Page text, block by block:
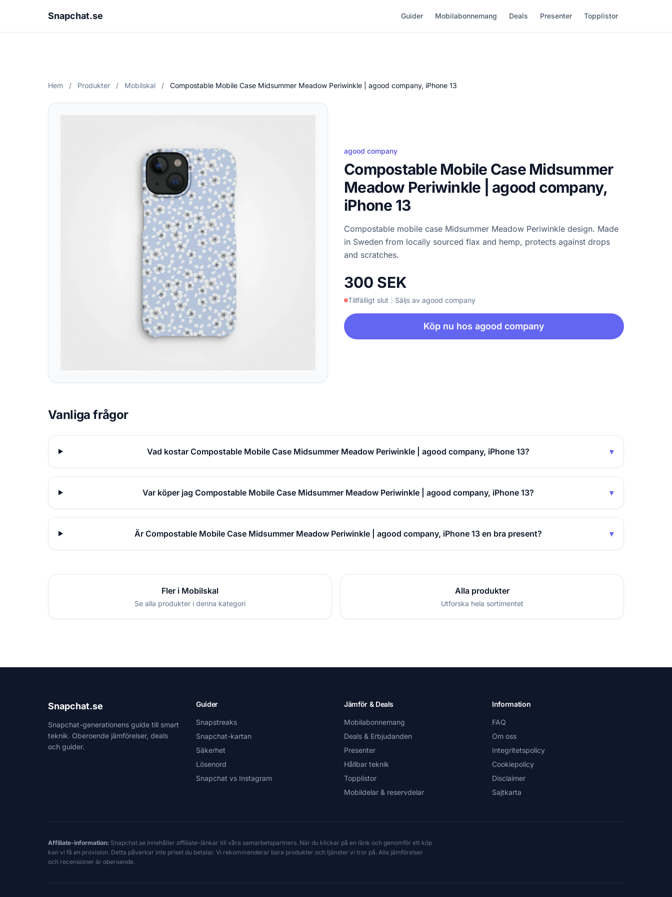
Snapchat.se Guider Mobilabonnemang Deals Presenter Topplistor
Hem / Produkter / Mobilskal / Compostable Mobile Case Midsummer Meadow Periwinkle | agood company, iPhone 13
agood company
Compostable Mobile Case Midsummer
Meadow Periwinkle | agood company,
iPhone 13
Compostable mobile case Midsummer Meadow Periwinkle design. Made
in Sweden from locally sourced flax and hemp, protects against drops
and scratches.
300 SEK
Tillfälligt slut Säljs av agood company
Köp nu hos agood company
Vanliga frågor
Vad kostar Compostable Mobile Case Midsummer Meadow Periwinkle | agood company, iPhone 13? ▾
Var köper jag Compostable Mobile Case Midsummer Meadow Periwinkle | agood company, iPhone 13? ▾
Är Compostable Mobile Case Midsummer Meadow Periwinkle | agood company, iPhone 13 en bra present? ▾
Fler i Mobilskal
Se alla produkter i denna kategori
Alla produkter
Utforska hela sortimentet
Snapchat.se
Snapchat-generationens guide till smart
teknik. Oberoende jämförelser, deals
och guider.
Guider
Snapstreaks
Snapchat-kartan
Säkerhet
Lösenord
Snapchat vs Instagram
Jämför & Deals
Mobilabonnemang
Deals & Erbjudanden
Presenter
Hållbar teknik
Topplistor
Mobildelar & reservdelar
Information
FAQ
Om oss
Integritetspolicy
Cookiepolicy
Disclaimer
Sajtkarta
Affiliate-information: Snapchat.se innehåller affiliate-länkar till våra samarbetspartners. När du klickar på en länk och genomför ett köp
kan vi få en provision. Detta påverkar inte priset du betalar. Vi rekommenderar bara produkter och tjänster vi tror på. Alla jämförelser
och recensioner är oberoende.